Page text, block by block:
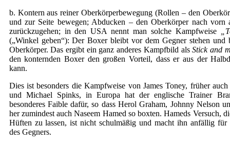
b. Kontern aus reiner Oberkörperbewegung (Rollen – den
und zur Seite bewegen; Abducken – den Oberkörper nach vorn
zurückzugehen; in den USA nennt man solche Kampfweise
(„Winkel geben“): Der Boxer bleibt vor dem Gegner stehen und
Oberkörper. Das ergibt ein ganz anderes Kampfbild alsStick and
den konternden Boxer den großen Vorteil, dass er aus der
kann.
Dies ist besonders die Kampfweise von James Toney, früher
und Michael Spinks, in Europa hat der englische Trainer
besonderes Faible dafür, so dass Herol Graham, Johnny Nelson
her zumindest auch Naseem Hamed so boxten. Hameds Versuch,
Hüften zu lassen, ist nicht schulmäßig und macht ihn anfällig für
des Gegners.